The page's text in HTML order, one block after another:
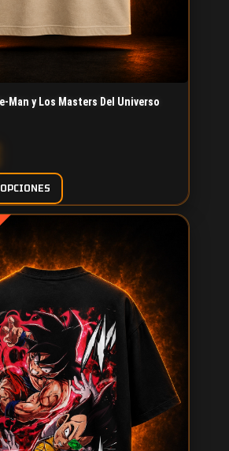
Man y Los Masters Del Universo